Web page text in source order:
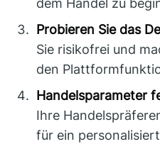
dem Handel zu
Probieren Sie das
Sie risikofrei und
den
Handelsparameter
Ihre
für ein